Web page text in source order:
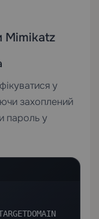
Mimikatz
у
захоплений
пароль у